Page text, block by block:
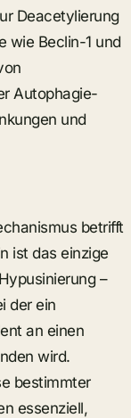
Deacetylierung
wie Beclin-1 und
Autophagie-
und
betrifft
ist das einzige
–
der ein
an einen
wird.
bestimmter
essenziell,